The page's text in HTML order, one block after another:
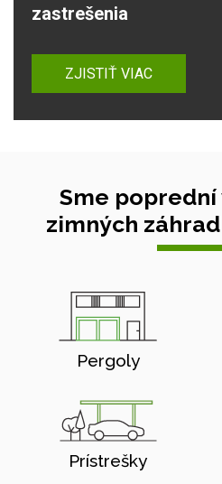
zastrešenia
ZJISTIŤ VIAC
Sme
zimných
Pergoly
Prístrešky